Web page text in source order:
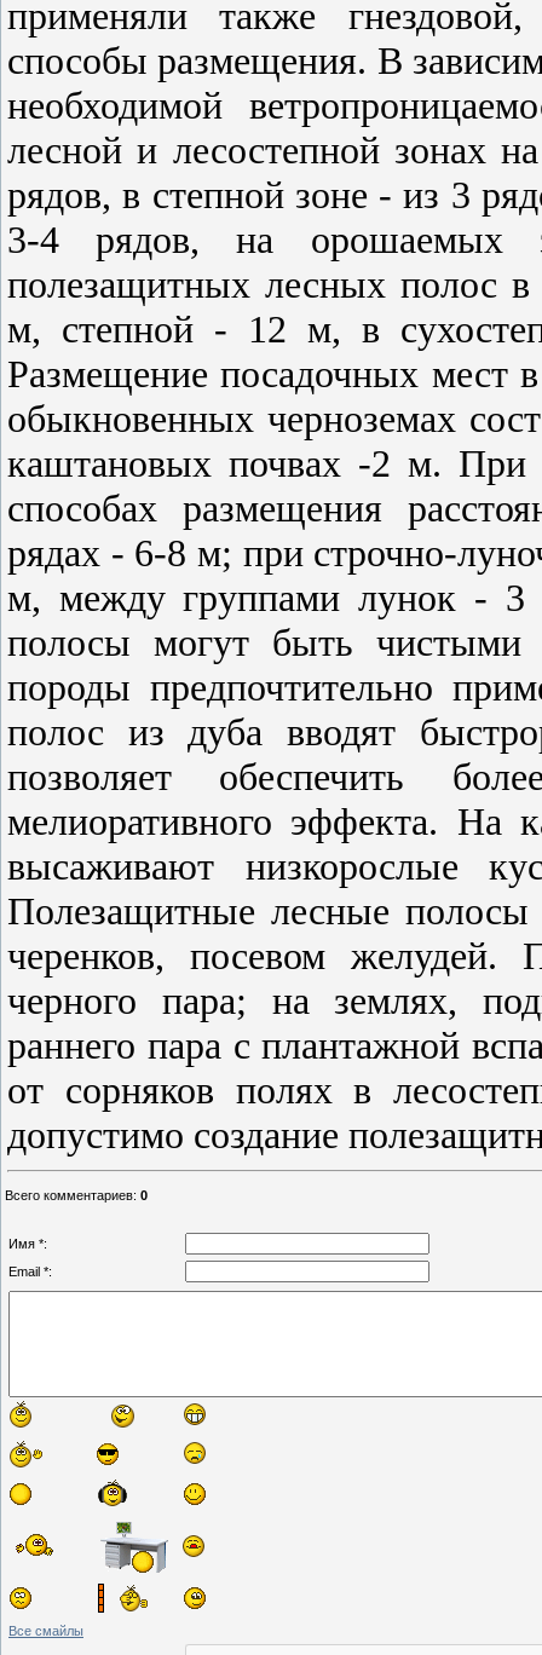
применяли также
способы размещения. В
необходимой
лесной и лесостепной зонах
рядов, в степной зоне - из 3
3-4 рядов, на
полезащитных лесных полос в
м, степной - 12 м, в
Размещение посадочных мест
обыкновенных черноземах
каштановых почвах -2 м. При
способах размещения
рядах - 6-8 м; при строчно-
м, между группами лунок - 3
полосы могут быть
породы предпочтительно
полос из дуба вводят
позволяет обеспечить
мелиоративного эффекта. На
высаживают низкорослые
Полезащитные лесные полосы
черенков, посевом желудей.
черного пара; на землях,
раннего пара с плантажной
от сорняков полях в
допустимо создание
Всего комментариев: 0
Имя *:
Email *:
Все смайлы